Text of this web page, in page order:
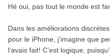
Hé oui, pas tout le monde est
Dans les améliorations
pour le iPhone, j’imagine que
l’avais fait! C’est logique,